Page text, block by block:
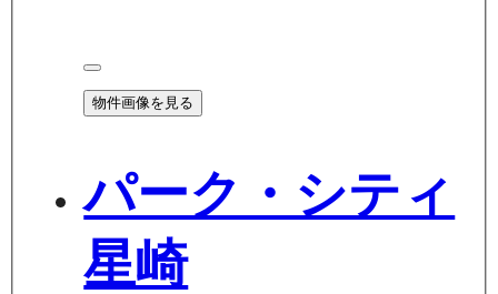
物件画像を見る
パーク・シティ
星崎